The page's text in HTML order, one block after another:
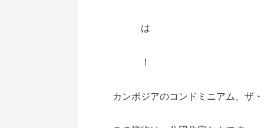
は
！
カンボジアのコンドミニアム、ザ